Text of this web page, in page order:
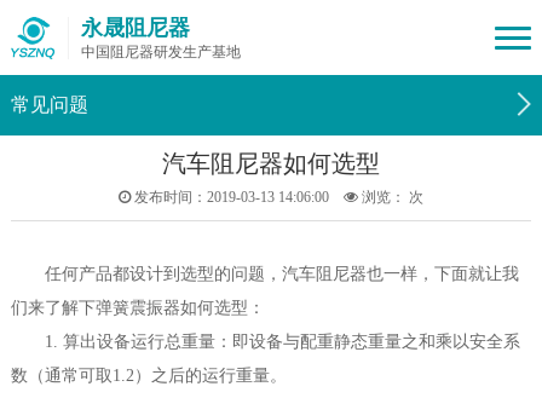
永晟阻尼器
中国阻尼器研发生产基地
常见问题
汽车阻尼器如何选型
发布时间：2019-03-13 14:06:00 浏览： 次
任何产品都设计到选型的问题，汽车阻尼器也一样，下面就让我
们来了解下弹簧震振器如何选型：
1. 算出设备运行总重量：即设备与配重静态重量之和乘以安全系
数（通常可取1.2）之后的运行重量。